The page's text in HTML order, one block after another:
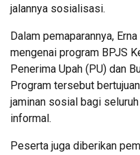
jalannya sosialisasi.
Dalam pemaparannya,
mengenai program BPJS
Penerima Upah (PU) dan
Program tersebut
jaminan sosial bagi
informal.
Peserta juga diberikan